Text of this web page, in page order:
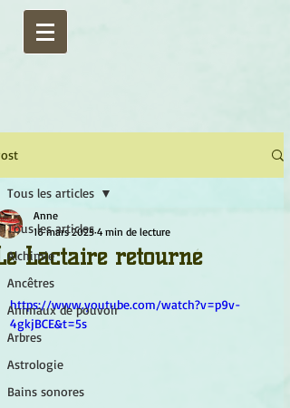
Tous les articles
Alchimie
Ancêtres
Animaux de pouvoir
Arbres
Astrologie
Bains sonores
Tous les articles
Lactaire retourné
Anne
16 mars 2025 4 min de lecture
https://www.youtube.com/watch?v=p9v-
4gkjBCE&t=5s